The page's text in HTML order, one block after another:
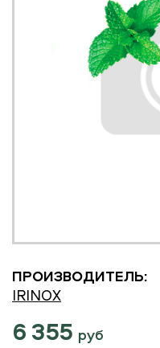
ПРОИЗВОДИТЕЛЬ:
IRINOX
6 355 руб